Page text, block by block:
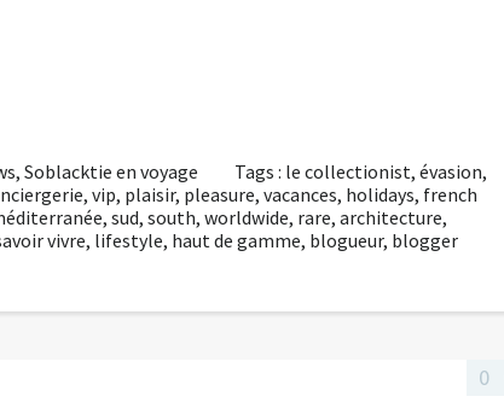
,Soblacktie en voyage Tags : le collectionist,évasion,
, vip, plaisir, pleasure, vacances, holidays, french
, sud, south, worldwide, rare, architecture,
vivre, lifestyle, haut de gamme, blogueur, blogger
0